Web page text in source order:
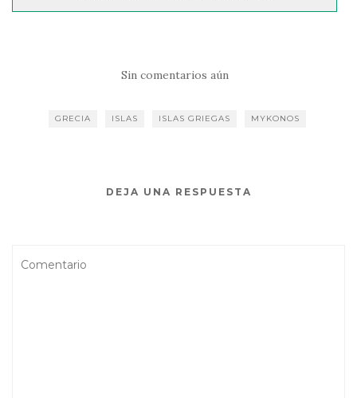
Sin comentarios aún
GRECIA ISLAS ISLAS GRIEGAS MYKONOS
DEJA UNA RESPUESTA